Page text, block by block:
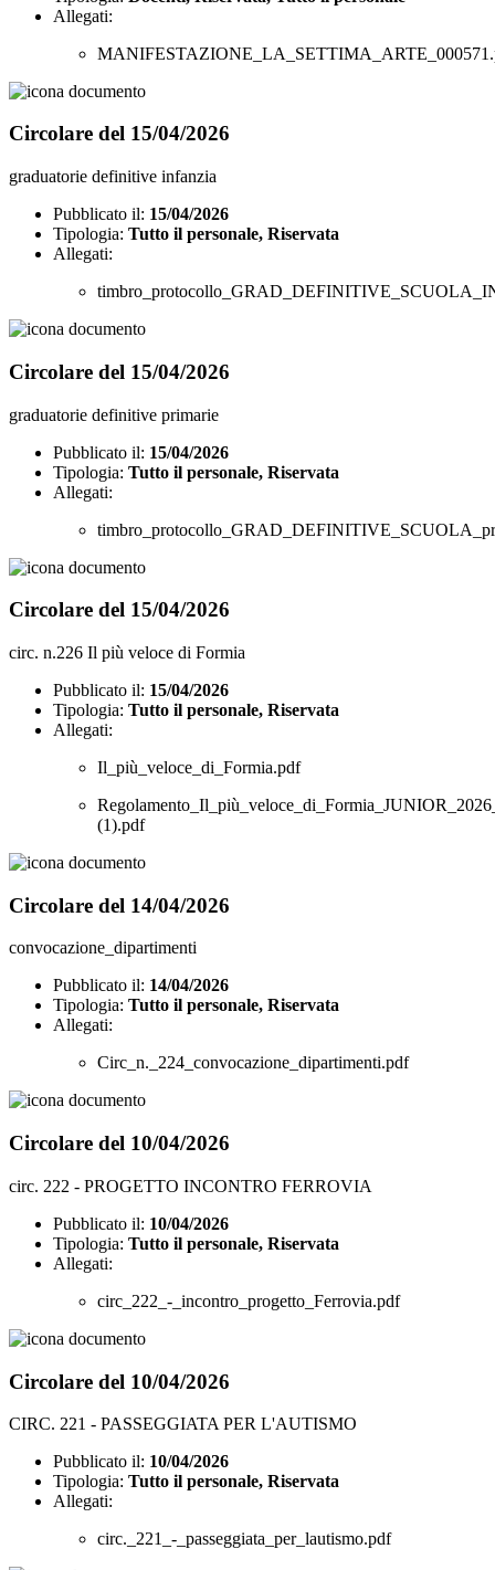
Allegati:
Circolare del 15/04/2026
graduatorie definitive infanzia
Pubblicato il: 15/04/2026
Tipologia: Tutto il personale, Riservata
Allegati:
Circolare del 15/04/2026
graduatorie definitive primarie
Pubblicato il: 15/04/2026
Tipologia: Tutto il personale, Riservata
Allegati:
Circolare del 15/04/2026
circ. n.226 Il più veloce di Formia
Pubblicato il: 15/04/2026
Tipologia: Tutto il personale, Riservata
Allegati:
Il_più_veloce_di_Formia.pdf
(1).pdf
Circolare del 14/04/2026
convocazione_dipartimenti
Pubblicato il: 14/04/2026
Tipologia: Tutto il personale, Riservata
Allegati:
Circ_n._224_convocazione_dipartimenti.pdf
Circolare del 10/04/2026
circ. 222 - PROGETTO INCONTRO FERROVIA
Pubblicato il: 10/04/2026
Tipologia: Tutto il personale, Riservata
Allegati:
circ_222_-_incontro_progetto_Ferrovia.pdf
Circolare del 10/04/2026
CIRC. 221 - PASSEGGIATA PER L'AUTISMO
Pubblicato il: 10/04/2026
Tipologia: Tutto il personale, Riservata
Allegati:
circ._221_-_passeggiata_per_lautismo.pdf